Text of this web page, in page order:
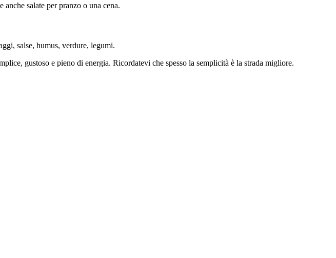
salate per pranzo o una cena.
salse, humus, verdure, legumi.
gustoso e pieno di energia. Ricordatevi che spesso la semplicità è la strada migliore.